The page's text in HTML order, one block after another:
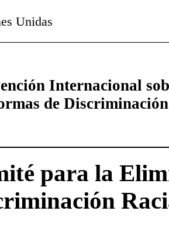
Unidas
Internacional
de
para la